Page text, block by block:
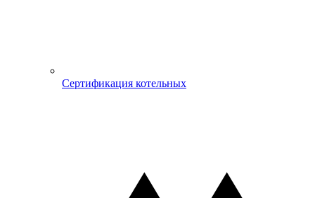
Сертификация котельных